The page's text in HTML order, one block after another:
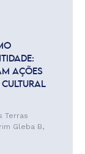
AÇÕES
Terras
Gleba B,